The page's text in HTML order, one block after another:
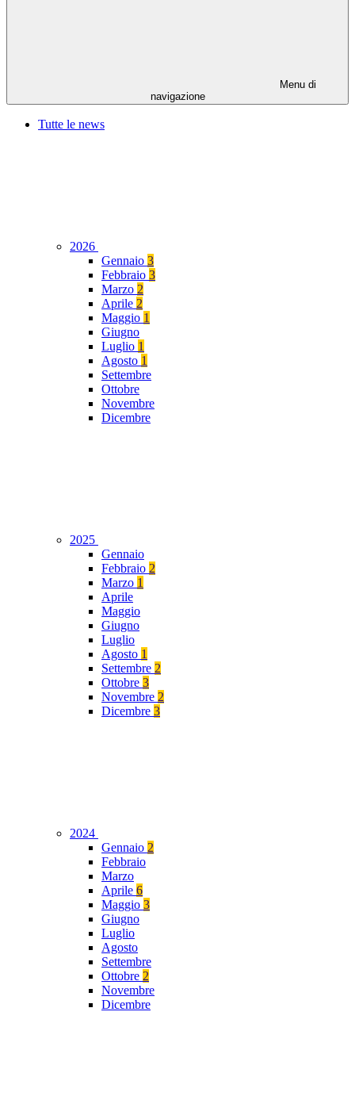
Menu di
navigazione
Tutte le news
2026
Gennaio 3
Febbraio 3
Marzo 2
Aprile 2
Maggio 1
Giugno
Luglio 1
Agosto 1
Settembre
Ottobre
Novembre
Dicembre
2025
Gennaio
Febbraio 2
Marzo 1
Aprile
Maggio
Giugno
Luglio
Agosto 1
Settembre 2
Ottobre 3
Novembre 2
Dicembre 3
2024
Gennaio 2
Febbraio
Marzo
Aprile 6
Maggio 3
Giugno
Luglio
Agosto
Settembre
Ottobre 2
Novembre
Dicembre